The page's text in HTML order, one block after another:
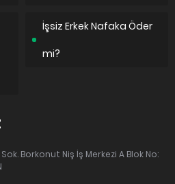
İşsiz Erkek Nafaka Öder
mi?
Borkonut Niş İş Merkezi A Blok No: